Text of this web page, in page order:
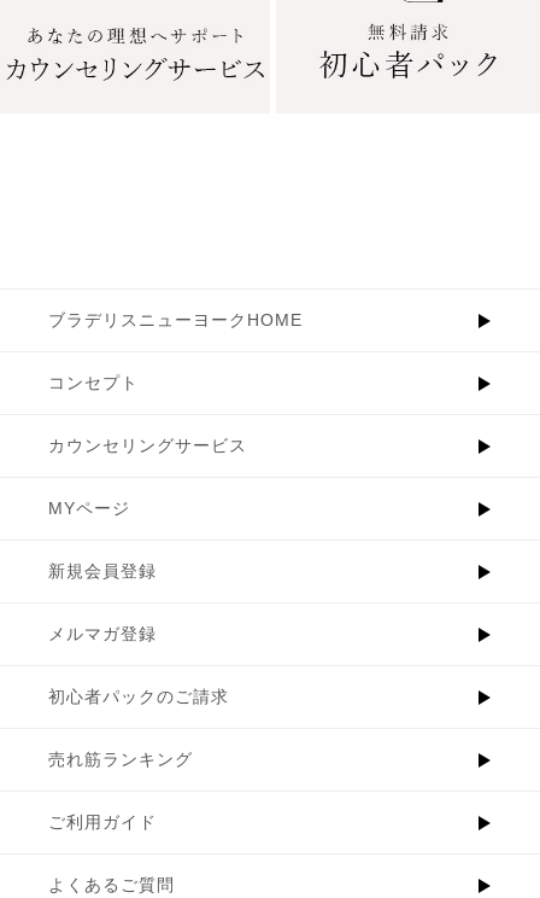
ブラデリスニューヨークHOME
コンセプト
カウンセリングサービス
MYページ
新規会員登録
メルマガ登録
初心者パックのご請求
売れ筋ランキング
ご利用ガイド
よくあるご質問